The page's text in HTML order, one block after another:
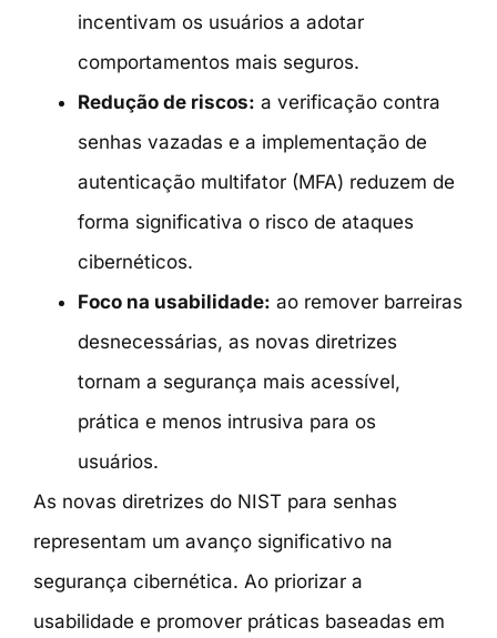
incentivam os usuários a adotar
comportamentos mais seguros.
Redução de riscos: a verificação contra
senhas vazadas e a implementação de
autenticação multifator (MFA) reduzem de
forma significativa o risco de ataques
cibernéticos.
Foco na usabilidade: ao remover barreiras
desnecessárias, as novas diretrizes
tornam a segurança mais acessível,
prática e menos intrusiva para os
usuários.
As novas diretrizes do NIST para senhas
representam um avanço significativo na
segurança cibernética. Ao priorizar a
usabilidade e promover práticas baseadas em